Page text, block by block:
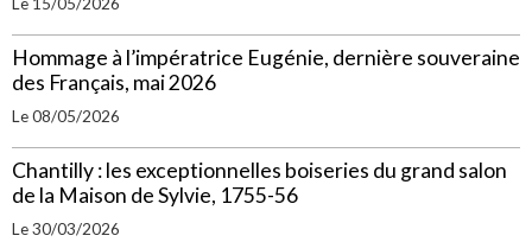
Hommage à l’impératrice Eugénie, dernière souveraine
des Français, mai 2026
Le 08/05/2026
Chantilly : les exceptionnelles boiseries du grand salon
de la Maison de Sylvie, 1755-56
Le 30/03/2026